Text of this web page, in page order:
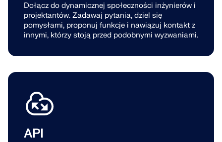
Przestarzałe produkty
Dołącz do dynamicznej społeczności inżynierów i
projektantów. Zadawaj pytania, dziel się
pomysłami, proponuj funkcje i nawiązuj kontakt z
innymi, którzy stoją przed podobnymi wyzwaniami.
API